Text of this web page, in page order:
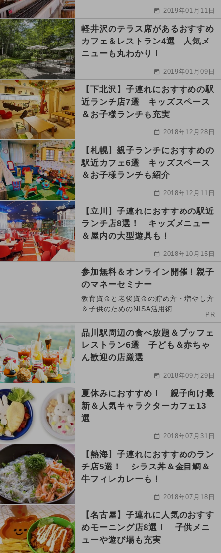
2019年01月11日
軽井沢のテラス席があるおすすめ
カフェ＆レストラン4選 人気メ
ニューも丸わかり！
2019年01月09日
【下北沢】子連れにおすすめの駅
近ランチ店7選 キッズスペース
＆お子様ランチも充実
2018年12月28日
【札幌】親子ランチにおすすめの
駅近カフェ6選 キッズスペース
＆お子様ランチも紹介
2018年12月11日
【立川】子連れにおすすめの駅近
ランチ店8選！ キッズメニュー
＆屋内の大型遊具も！
2018年10月15日
参加無料＆オンライン開催！親子
のマネーセミナー
教育資金と老後資金の貯め方・増やし方
＆子供のためのNISA活用術
PR
品川駅周辺の食べ放題＆ブッフェ
レストラン6選 子ども＆赤ちゃ
ん歓迎の店厳選
2018年09月29日
夏休みにおすすめ！ 親子向け最
新＆人気キャラクターカフェ13
選
2018年07月31日
【熱海】子連れにおすすめのラン
チ店5選！ シラス丼＆金目鯛＆
牛フィレカレーも！
2018年07月18日
【名古屋】子連れに人気のおすす
めモーニング店8選！ 子供メニ
ューや遊び場も充実